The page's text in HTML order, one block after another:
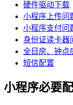
硬件驱动下载
小程序上传问
小程序支付问
身份证读卡器
全日房、钟点
短信配置
小程序必要